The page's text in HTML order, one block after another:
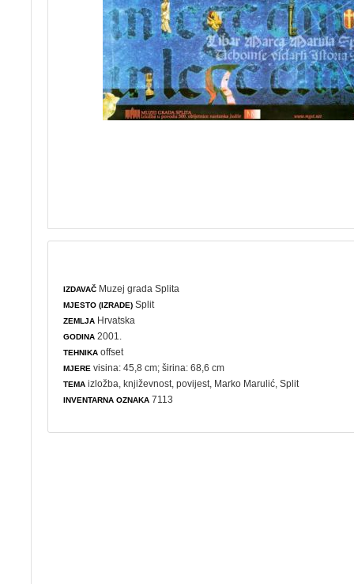
IZDAVAČ Muzej grada Splita
MJESTO (IZRADE) Split
ZEMLJA Hrvatska
GODINA 2001.
TEHNIKA offset
MJERE visina: 45,8 cm; širina: 68,6 cm
TEMA izložba ,književnost ,povijest , Marko Marulić, Split
INVENTARNA OZNAKA 7113